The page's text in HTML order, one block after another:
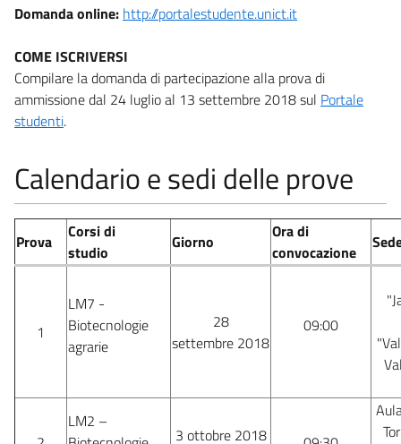
Domanda online: http://portalestudente.unict.it
COME ISCRIVERSI
Compilare la domanda di partecipazione alla prova di
ammissione dal 24 luglio al 13 settembre 2018 sul Portale
studenti.
Calendario e sedi delle prove
Prova
Corsi di
studio
Giorno
Ora di
convocazione
1
LM7 -
Biotecnologie
agrarie
28
settembre 2018
09:00
LM2 –
3 ottobre 2018